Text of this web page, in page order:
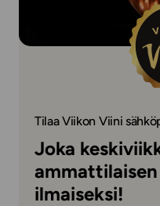
Tilaa Viikon Viini
Joka
ilmaiseksi!